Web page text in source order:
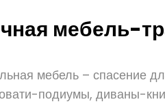
мебель-
мебель – спасение
подиумы, диваны-